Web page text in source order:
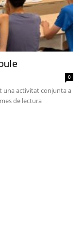
0
una activitat conjunta a
de lectura